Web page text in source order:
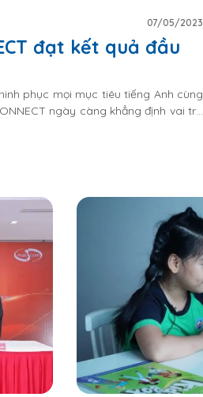
07/05/2023
đạt kết quả đầu
phục mọi mục tiêu tiếng Anh cùng
ngày càng khẳng định vai trò